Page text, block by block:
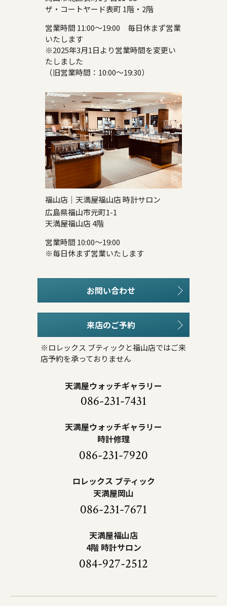
ザ・コートヤード表町 1階・2階
営業時間 11:00～19:00 毎日休まず営業
いたします
※2025年3月1日より営業時間を変更い
たしました
（旧営業時間：10:00～19:30）
福山店｜天満屋福山店 時計サロン
広島県福山市元町1-1
天満屋福山店 4階
営業時間 10:00～19:00
※毎日休まず営業いたします
お問い合わせ
来店のご予約
※ロレックス ブティックと福山店ではご来
店予約を承っておりません
天満屋ウォッチギャラリー
086-231-7431
天満屋ウォッチギャラリー
時計修理
086-231-7920
ロレックス ブティック
天満屋岡山
086-231-7671
天満屋福山店
4階 時計サロン
084-927-2512